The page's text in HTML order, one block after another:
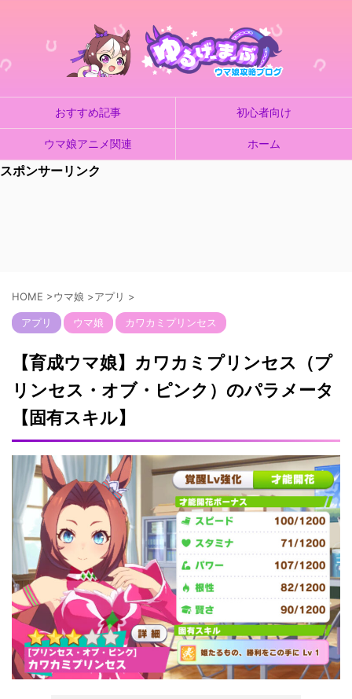
おすすめ記事 初心者向け
ウマ娘アニメ関連 ホーム
スポンサーリンク
HOME >ウマ娘 >アプリ >
アプリ ウマ娘 カワカミプリンセス
【育成ウマ娘】カワカミプリンセス（プ
リンセス・オブ・ピンク）のパラメータ
【固有スキル】